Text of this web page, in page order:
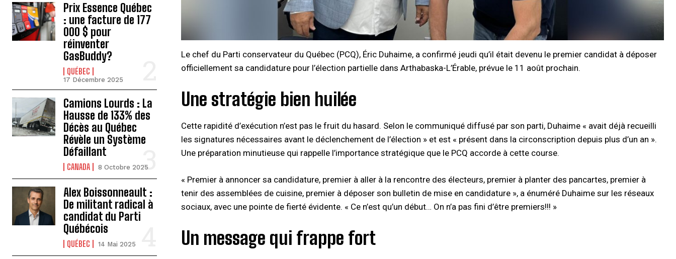
Prix Essence Québec
: une facture de 177
000 $ pour
réinventer
GasBuddy?
QUÉBEC
17 Décembre 2025
Camions Lourds : La
Hausse de 133% des
Décès au Québec
Révèle un Système
Défaillant
CANADA 8 Octobre 2025
Alex Boissonneault :
De militant radical à
candidat du Parti
Québécois
QUÉBEC 14 Mai 2025
Le chef du Parti conservateur du Québec (PCQ), Éric Duhaime, a confirmé jeudi qu’il était devenu le premier candidat à déposer
officiellement sa candidature pour l’élection partielle dans Arthabaska-L’Érable, prévue le 11 août prochain.
Une stratégie bien huilée
Cette rapidité d’exécution n’est pas le fruit du hasard. Selon le communiqué diffusé par son parti, Duhaime « avait déjà recueilli
les signatures nécessaires avant le déclenchement de l’élection » et est « présent dans la circonscription depuis plus d’un an ».
Une préparation minutieuse qui rappelle l’importance stratégique que le PCQ accorde à cette course.
« Premier à annoncer sa candidature, premier à aller à la rencontre des électeurs, premier à planter des pancartes, premier à
tenir des assemblées de cuisine, premier à déposer son bulletin de mise en candidature », a énuméré Duhaime sur les réseaux
sociaux, avec une pointe de fierté évidente. « Ce n’est qu’un début… On n’a pas fini d’être premiers!!! »
Un message qui frappe fort